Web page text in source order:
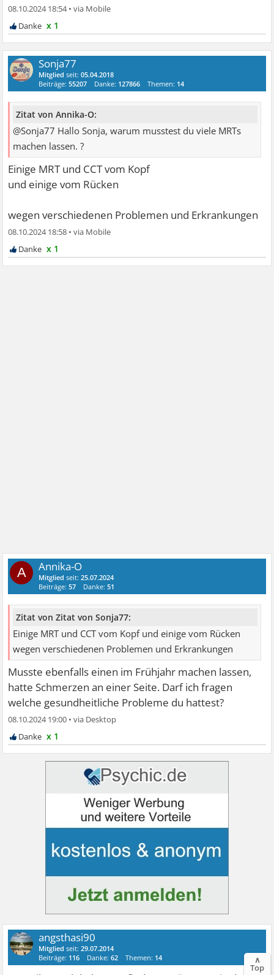
08.10.2024 18:54•
x 1
Sonja77
Mitglied seit:05.04.2018
Beiträge:55207 Danke: 127866 Themen: 14
Zitat von Annika-O:
@Sonja77 Hallo Sonja, warum musstest du viele MRTs
machen lassen. ?
Einige MRT und CCT vom Kopf
und einige vom Rücken
wegen verschiedenen Problemen und Erkrankungen
08.10.2024 18:58 •
x 1
A Annika-O
Mitglied seit:25.07.2024
Beiträge:57 Danke:51
Zitat von Zitat von Sonja77:
Einige MRT und CCT vom Kopf und einige vom Rücken
wegen verschiedenen Problemen und Erkrankungen
Musste ebenfalls einen im Frühjahr machen lassen,
hatte Schmerzen an einer Seite. Darf ich fragen
welche gesundheitliche Probleme du hattest?
08.10.2024 19:00 •
x 1
angsthasi90
Mitglied seit:29.07.2014
Beiträge: 116 Danke:62 Themen: 14 ∧
Top